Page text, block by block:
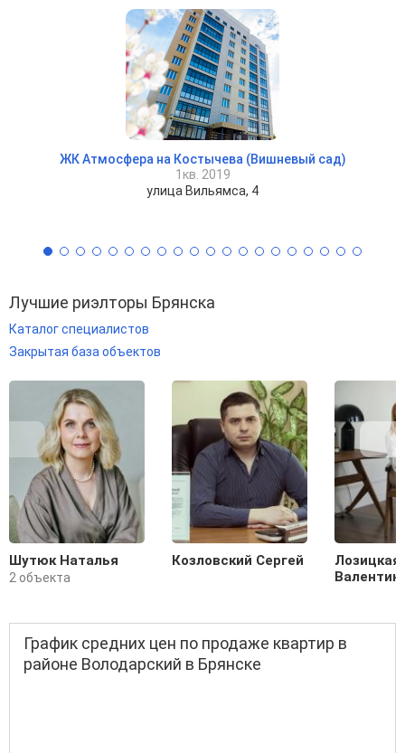
ЖК Атмосфера на Костычева (Вишневый сад)
1кв. 2019
улица Вильямса, 4
Лучшие риэлторы Брянска
Каталог специалистов
Закрытая база объектов
Шутюк Наталья
2 объекта
Козловский Сергей
Лозицкая
График средних цен по продаже квартир в
районе Володарский в Брянске